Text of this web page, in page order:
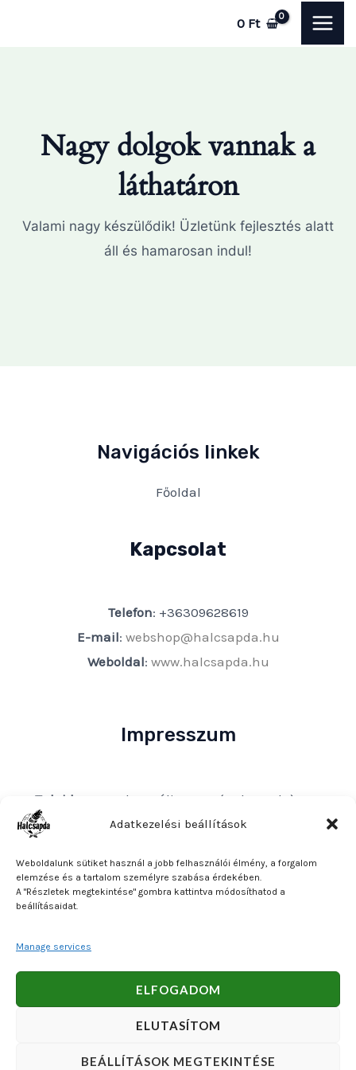
Adatkezelési beállítások
Weboldalunk sütiket használ a jobb felhasználói élmény, a forgalom
elemzése és a tartalom személyre szabása érdekében.
A "Részletek megtekintése" gombra kattintva módosíthatod a
beállításaidat.
Manage services
ELFOGADOM
ELUTASÍTOM
BEÁLLÍTÁSOK MEGTEKINTÉSE
0 Ft
Nagy dolgok vannak a
láthatáron
Valami nagy készülődik! Üzletünk fejlesztés alatt
áll és hamarosan indul!
Navigációs linkek
Főoldal
Kapcsolat
Telefon: +36309628619
E-mail: webshop@halcsapda.hu
Weboldal: www.halcsapda.hu
Impresszum
Tulajdonos
: Bakos Bálint E. V. (Halcsapda)
Székhely és postacím: 2890 Tata, Nyárfa u. 7.
Közösségi adószám: HU90921379
Bankszámlaszám: OTP Bank 11740047-27102600
by Bakos Bálint E. V. (Halcsapda).